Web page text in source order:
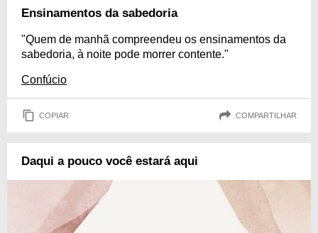
Ensinamentos da sabedoria
"Quem de manhã compreendeu os ensinamentos da
sabedoria, à noite pode morrer contente."
Confúcio
COPIAR COMPARTILHAR
Daqui a pouco você estará aqui